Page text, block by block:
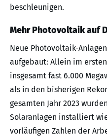
beschleunigen.
Mehr Photovoltaik auf
Neue Photovoltaik-
aufgebaut: Allein im
insgesamt fast 6.000
als in den bisherigen
gesamten Jahr 2023
Solaranlagen installiert
vorläufigen Zahlen der